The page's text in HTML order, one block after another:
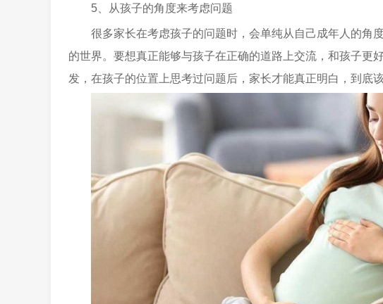
5、从孩子的角度来考虑问题
很多家长在考虑孩子的问题时，会单纯从自己成年人的角
的世界。要想真正能够与孩子在正确的道路上交流，和孩子更
发，在孩子的位置上思考过问题后，家长才能真正明白，到底